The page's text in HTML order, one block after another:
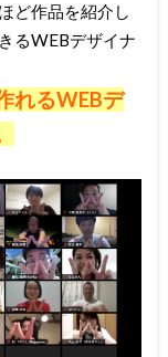
ど作品を紹介し
るWEBデザイナ
れるWEBデ